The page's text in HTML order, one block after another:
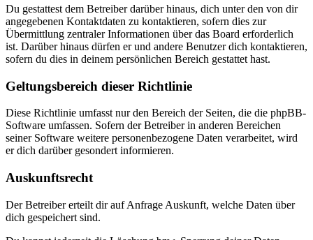
Du gestattest dem Betreiber darüber hinaus, dich unter den von dir
angegebenen Kontaktdaten zu kontaktieren, sofern dies zur
Übermittlung zentraler Informationen über das Board erforderlich
ist. Darüber hinaus dürfen er und andere Benutzer dich kontaktieren,
sofern du dies in deinem persönlichen Bereich gestattet hast.
Geltungsbereich dieser Richtlinie
Diese Richtlinie umfasst nur den Bereich der Seiten, die die phpBB-
Software umfassen. Sofern der Betreiber in anderen Bereichen
seiner Software weitere personenbezogene Daten verarbeitet, wird
er dich darüber gesondert informieren.
Auskunftsrecht
Der Betreiber erteilt dir auf Anfrage Auskunft, welche Daten über
dich gespeichert sind.